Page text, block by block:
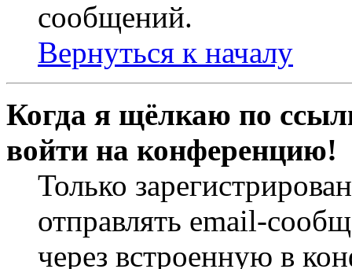
сообщений.
Вернуться к началу
Когда я щёлкаю по
войти на конференцию!
Только
отправлять email-
через встроенную в